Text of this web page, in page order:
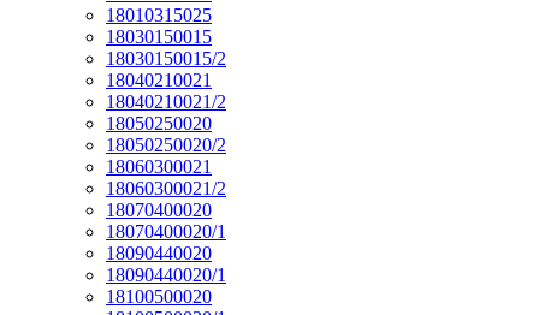
18010315025
18030150015
18030150015/2
18040210021
18040210021/2
18050250020
18050250020/2
18060300021
18060300021/2
18070400020
18070400020/1
18090440020
18090440020/1
18100500020